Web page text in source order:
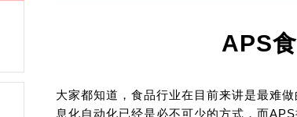
APS
大家都知道，食品行业在目前来讲是最难
息化自动化已经是必不可少的方式，而